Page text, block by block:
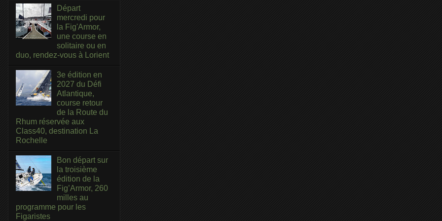
Départ
mercredi pour
la Fig'Armor,
une course en
solitaire ou en
duo, rendez-vous à Lorient
3e édition en
2027 du Défi
Atlantique,
course retour
de la Route du
Rhum réservée aux
Class40, destination La
Rochelle
Bon départ sur
la troisième
édition de la
Fig’Armor, 260
milles au
programme pour les
Figaristes